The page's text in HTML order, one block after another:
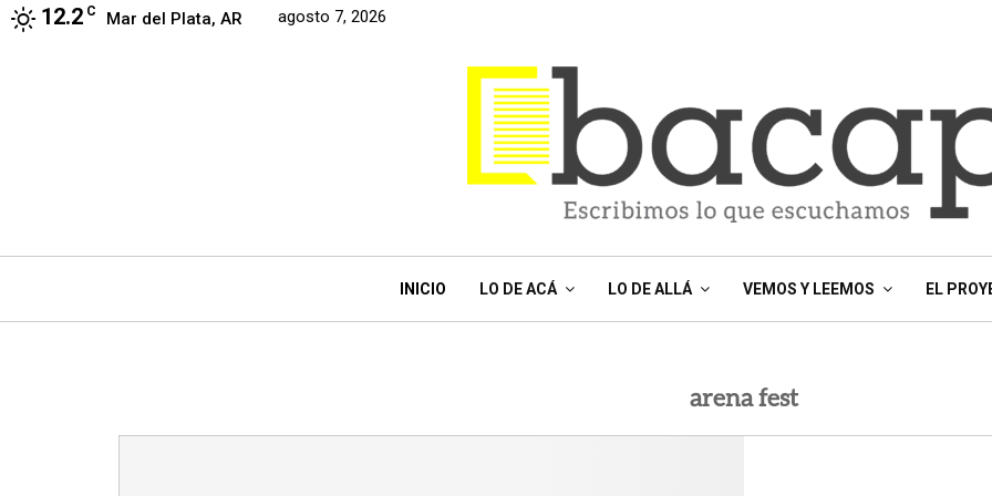
12.2 C Mar del Plata, AR agosto 7, 2026
INICIO LO DE ACÁ LO DE ALLÁ VEMOS Y LEEMOS EL
arena fest